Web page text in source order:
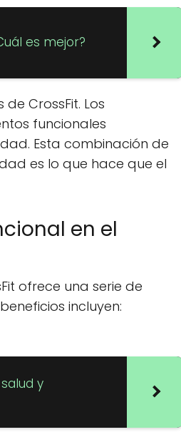
es mejor?
CrossFit. Los
funcionales
Esta combinación de
es lo que hace que el
en el
ofrece una serie de
incluyen:
y